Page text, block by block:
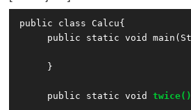
public class Calcu{
public static void
     }
     public static void
twice()